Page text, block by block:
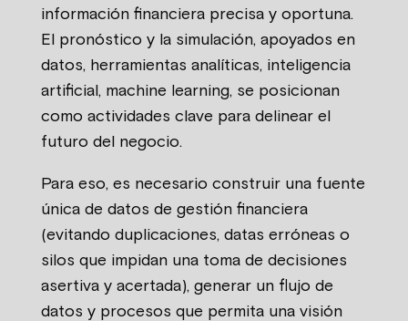
información financiera precisa y oportuna.
El pronóstico y la simulación, apoyados en
datos, herramientas analíticas, inteligencia
artificial, machine learning, se posicionan
como actividades clave para delinear el
futuro del negocio.
Para eso, es necesario construir una fuente
única de datos de gestión financiera
(evitando duplicaciones, datas erróneas o
silos que impidan una toma de decisiones
asertiva y acertada), generar un flujo de
datos y procesos que permita una visión